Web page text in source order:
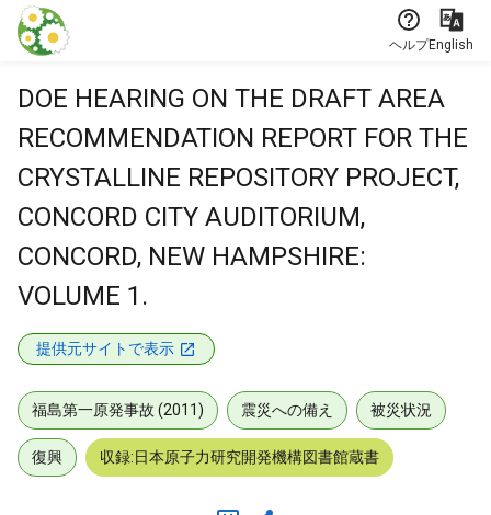
本文に飛ぶ
ヘルプEnglish
DOE HEARING ON THE DRAFT AREA
RECOMMENDATION REPORT FOR THE
CRYSTALLINE REPOSITORY PROJECT,
CONCORD CITY AUDITORIUM,
CONCORD, NEW HAMPSHIRE:
VOLUME 1.
提供元サイトで表示
福島第一原発事故 (2011) 震災への備え 被災状況
復興 収録:日本原子力研究開発機構図書館蔵書